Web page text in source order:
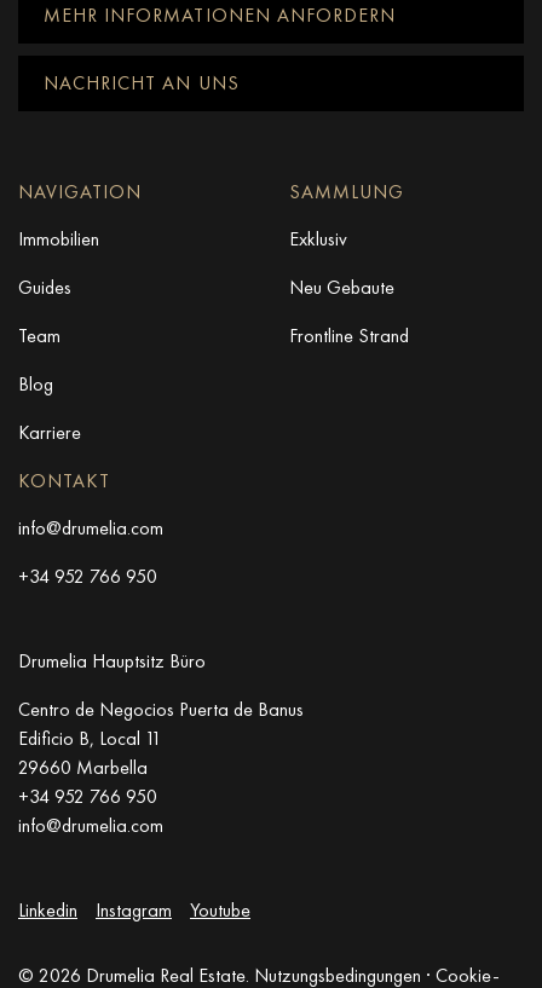
MEHR INFORMATIONEN ANFORDERN
NACHRICHT AN UNS
NAVIGATION
Immobilien
Guides
Team
Blog
Karriere
SAMMLUNG
Exklusiv
Neu Gebaute
Frontline Strand
KONTAKT
info@drumelia.com
+34 952 766 950
Drumelia Hauptsitz Büro
Centro de Negocios Puerta de Banus
Edificio B, Local 11
29660 Marbella
+34 952 766 950
info@drumelia.com
© 2026 Drumelia Real Estate. Nutzungsbedingungen · Cookie-
Linkedin Instagram Youtube